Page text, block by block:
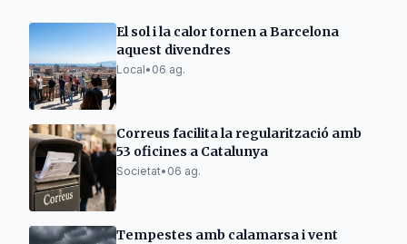
El sol i la calor tornen a Barcelona
aquest divendres
Local• 06 ag.
Correus facilita la regularització amb
53 oficines a Catalunya
Societat• 06 ag.
Tempestes amb calamarsa i vent